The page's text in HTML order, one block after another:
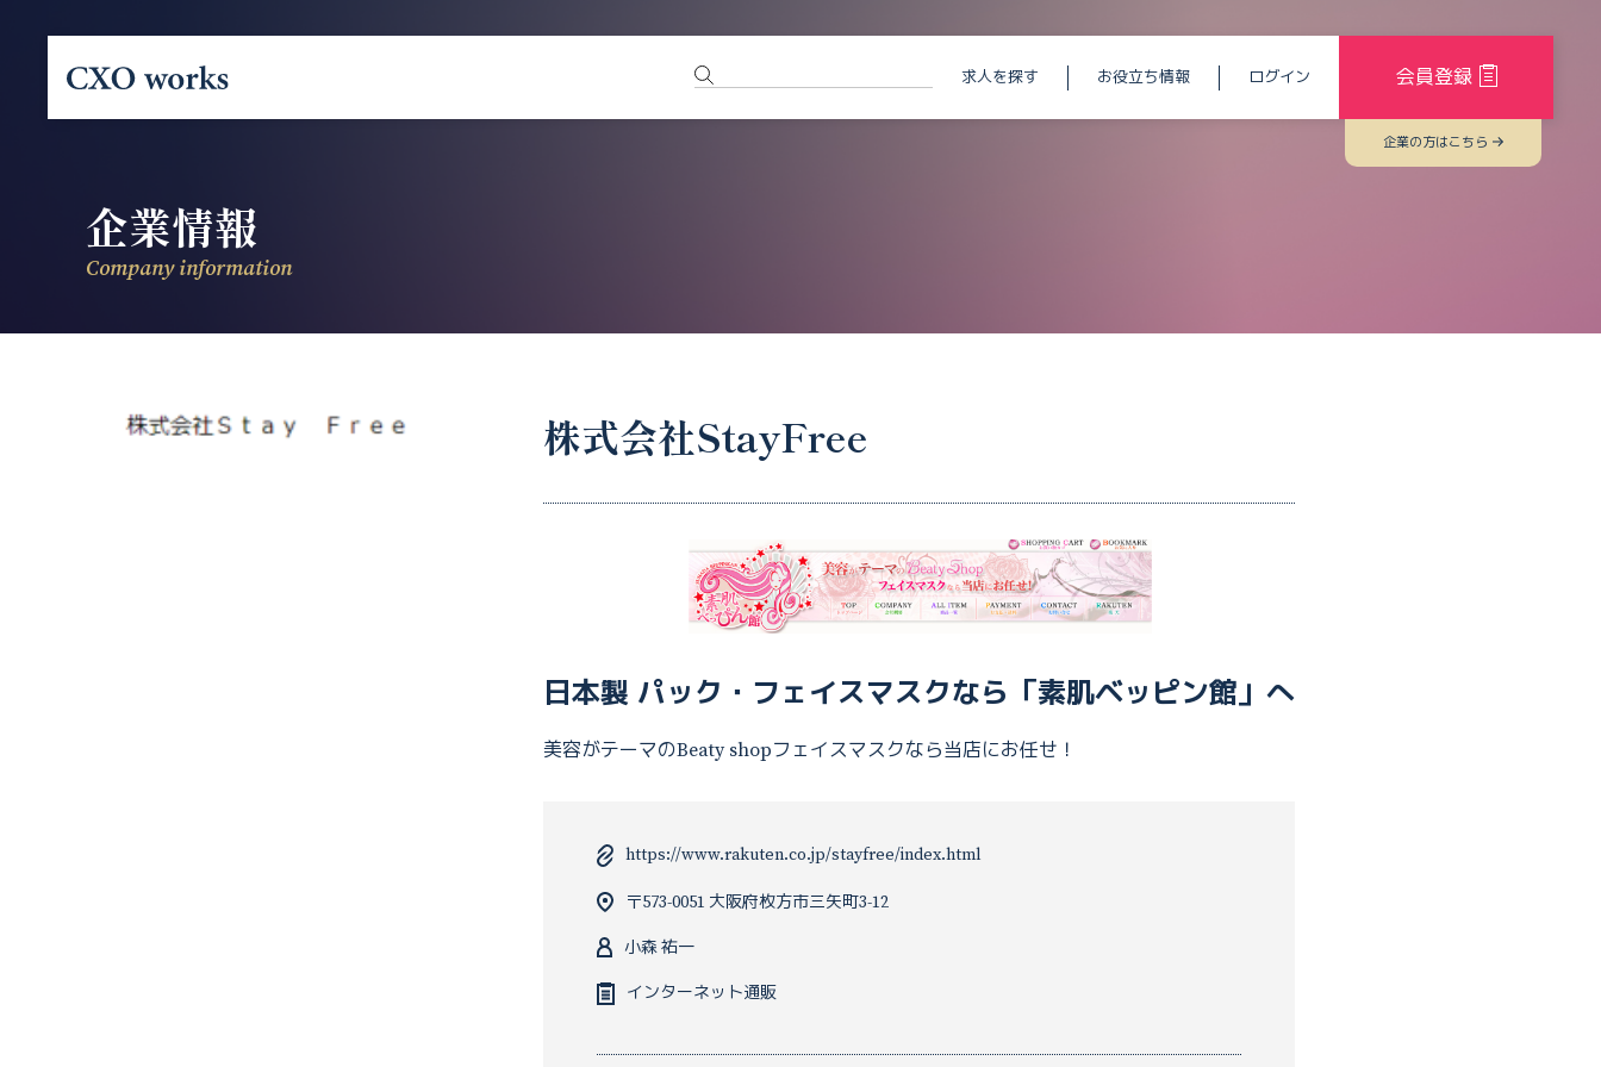
求人を探す お役立ち情報 ログイン 会員登録
企業の方はこちら
企業情報
Company information
株式会社StayFree
日本製 パック・フェイスマスクなら「素肌ベッピン館」へ
美容がテーマのBeaty shopフェイスマスクなら当店にお任せ！
https://www.rakuten.co.jp/stayfree/index.html
〒573-0051 大阪府枚方市三矢町3-12
小森 祐一
インターネット通販